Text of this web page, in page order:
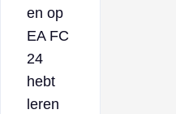
en op
EA FC
24
hebt
leren